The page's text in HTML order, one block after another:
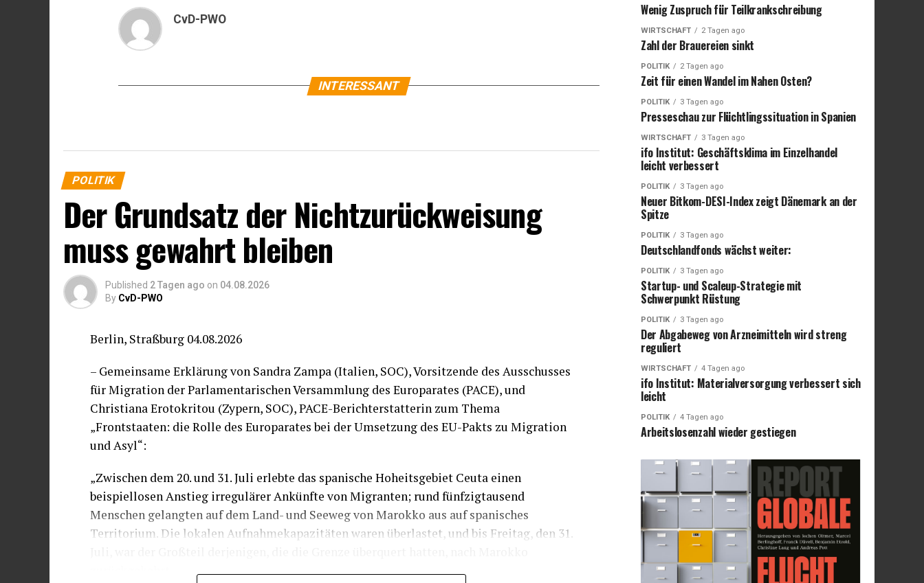
CvD-PWO
INTERESSANT
POLITIK
Der Grundsatz der Nichtzurückweisung
muss gewahrt bleiben
Published 2 Tagen ago on 04.08.2026
By CvD-PWO
Berlin, Straßburg 04.08.2026
– Gemeinsame Erklärung von Sandra Zampa (Italien, SOC), Vorsitzende des Ausschusses
für Migration der Parlamentarischen Versammlung des Europarates (PACE), und
Christiana Erotokritou (Zypern, SOC), PACE-Berichterstatterin zum Thema
„Frontstaaten: die Rolle des Europarates bei der Umsetzung des EU-Pakts zu Migration
und Asyl“:
„Zwischen dem 20. und 31. Juli erlebte das spanische Hoheitsgebiet Ceuta einen
beispiellosen Anstieg irregulärer Ankünfte von Migranten; rund fünfzigtausend
Menschen gelangten auf dem Land- und Seeweg von Marokko aus auf spanisches
Territorium. Die lokalen Aufnahmekapazitäten waren überlastet, und bis Freitag, den 31.
Wenig Zuspruch für Teilkrankschreibung
WIRTSCHAFT 2 Tagen ago
Zahl der Brauereien sinkt
POLITIK 2 Tagen ago
Zeit für einen Wandel im Nahen Osten?
POLITIK 3 Tagen ago
Presseschau zur Flüchtlingssituation in Spanien
WIRTSCHAFT 3 Tagen ago
ifo Institut: Geschäftsklima im Einzelhandel
leicht verbessert
POLITIK 3 Tagen ago
Neuer Bitkom-DESI-Index zeigt Dänemark an der
Spitze
POLITIK 3 Tagen ago
Deutschlandfonds wächst weiter:
POLITIK 3 Tagen ago
Startup- und Scaleup-Strategie mit
Schwerpunkt Rüstung
POLITIK 3 Tagen ago
Der Abgabeweg von Arzneimitteln wird streng
reguliert
WIRTSCHAFT 4 Tagen ago
ifo Institut: Materialversorgung verbessert sich
leicht
POLITIK 4 Tagen ago
Arbeitslosenzahl wieder gestiegen